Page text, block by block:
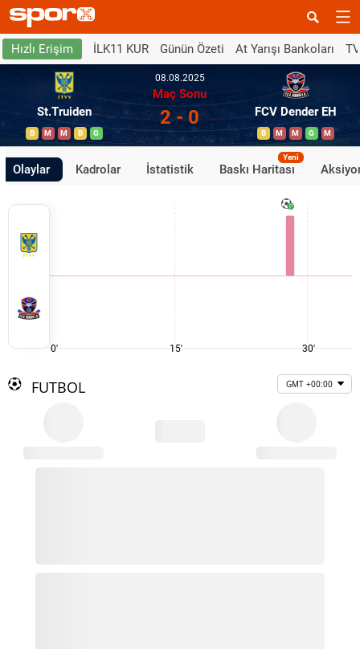
Hızlı Erişim İLK11 KUR Günün Özeti At Yarışı Bankoları
St.Truiden
B M M B G
08.08.2025
Maç Sonu
2 - 0 FCV Dender EH
B M M G M
Olaylar Kadrolar İstatistik Baskı Haritası
Yeni
0' 15' 30'
FUTBOL GMT +00:00